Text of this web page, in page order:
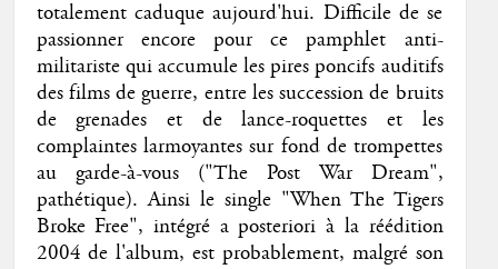
totalement caduque aujourd'hui. Difficile de se
passionner encore pour ce pamphlet anti-
militariste qui accumule les pires poncifs auditifs
des films de guerre, entre les succession de bruits
de grenades et de lance-roquettes et les
complaintes larmoyantes sur fond de trompettes
au garde-à-vous ("The Post War Dream",
pathétique). Ainsi le single "When The Tigers
Broke Free", intégré a posteriori à la réédition
2004 de l'album, est probablement, malgré son